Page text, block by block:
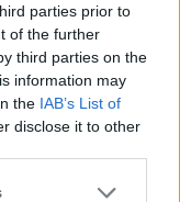
parties prior to
of the further
third parties on the
information may
the IAB’s List of
disclose it to other
or more Google
Είσαι Καλό